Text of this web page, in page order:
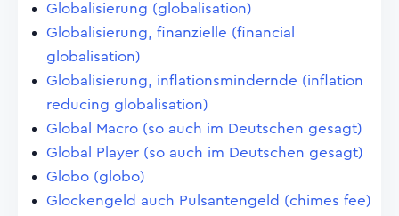
Globalisierung (globalisation)
Globalisierung, finanzielle (financial
globalisation)
Globalisierung, inflationsmindernde (inflation
reducing globalisation)
Global Macro (so auch im Deutschen gesagt)
Global Player (so auch im Deutschen gesagt)
Globo (globo)
Glockengeld auch Pulsantengeld (chimes fee)